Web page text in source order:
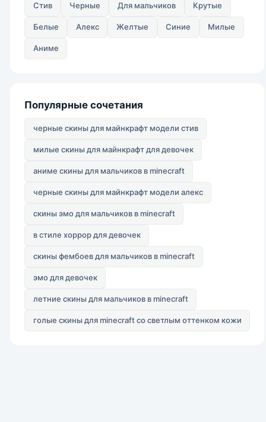
Стив Черные Для мальчиков Крутые
Белые Алекс Желтые Синие Милые
Аниме
Популярные сочетания
черные скины для майнкрафт модели стив
милые скины для майнкрафт для девочек
аниме скины для мальчиков в minecraft
черные скины для майнкрафт модели алекс
скины эмо для мальчиков в minecraft
в стиле хоррор для девочек
скины фембоев для мальчиков в minecraft
эмо для девочек
летние скины для мальчиков в minecraft
голые скины для minecraft со светлым оттенком кожи